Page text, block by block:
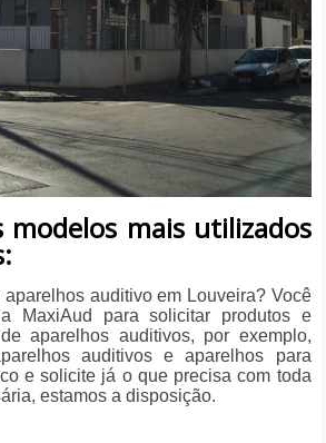
modelos mais utilizados
auditivo em Louveira? Você
MaxiAud para solicitar produtos e
aparelhos auditivos, por exemplo,
auditivos e aparelhos para
e solicite já o que precisa com toda
estamos a disposição.